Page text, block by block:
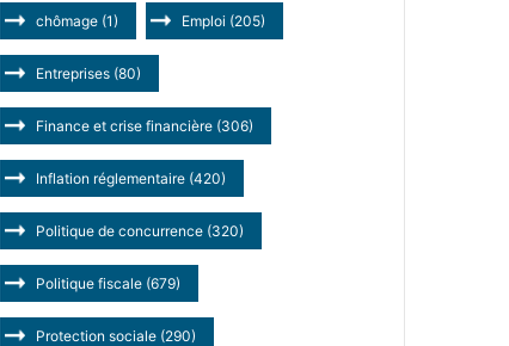
chômage (1) Emploi (205)
Entreprises (80)
Finance et crise financière (306)
Inflation réglementaire (420)
Politique de concurrence (320)
Politique fiscale (679)
Protection sociale (290)